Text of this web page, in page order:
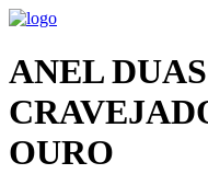
ANEL
OURO